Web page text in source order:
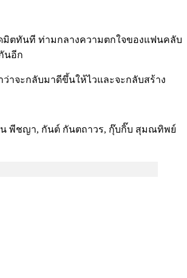
มิตทันที ท่ามกลางความตกใจของแฟนคลับ
นอีก
จะกลับมาดีขึ้นให้ไวและจะกลับสร้าง
น พีชญา, กันต์ กันตถาวร, กุ๊บกิ๊บ สุมณทิพย์